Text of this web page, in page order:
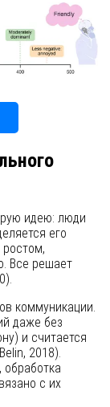
идею: люди
его
Все решает
коммуникации.
даже без
и считается
2018).
с их